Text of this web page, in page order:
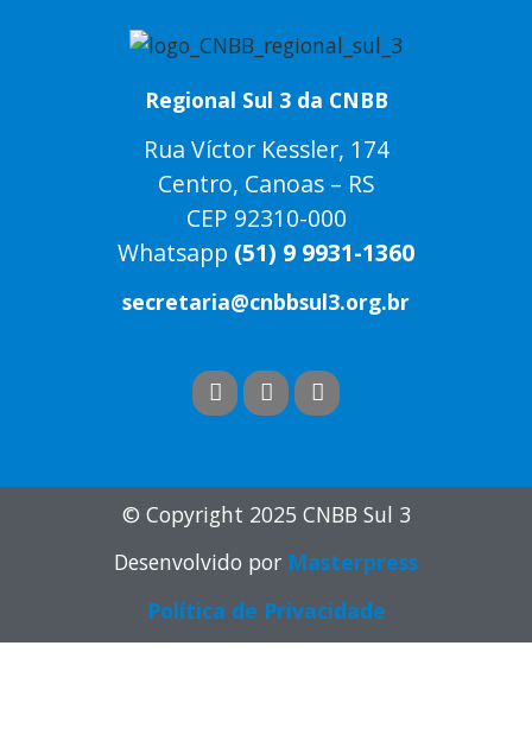
Regional Sul 3 da CNBB
Rua Víctor Kessler, 174
Centro, Canoas – RS
CEP 92310-000
Whatsapp (51) 9 9931-1360
secretaria@cnbbsul3.org.br
© Copyright 2025 CNBB Sul 3
Desenvolvido por Masterpress
Política de Privacidade